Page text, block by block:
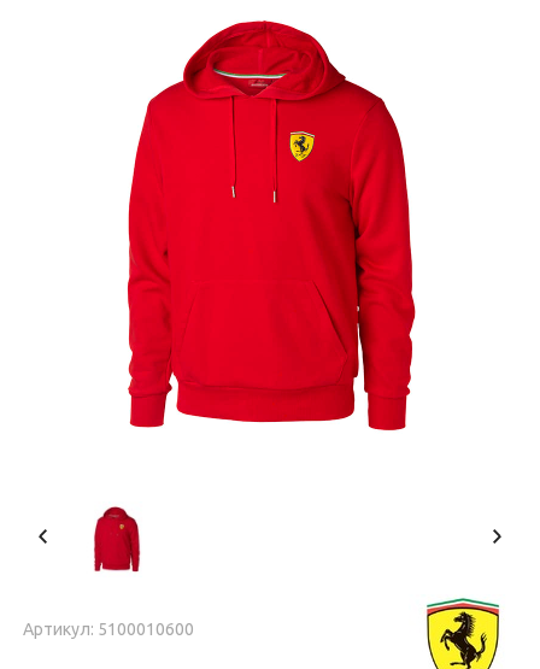
Артикул: 5100010600